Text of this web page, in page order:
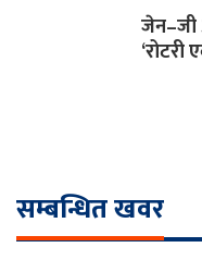
जेन–जी
‘रोटरी
सम्बन्धित खवर